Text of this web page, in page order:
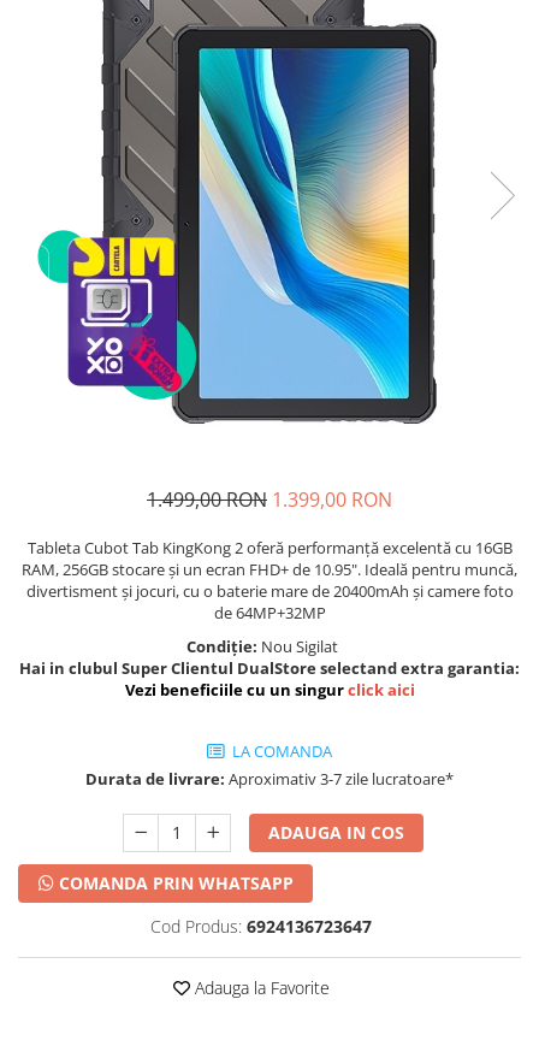
Telefoane mobile Cubot
Telefoane mobile Blackview
Telefoane mobile OSCAL
Telefoane mobile Fossibot
Telefoane mobile Lagenio
Telefoane mobile Samsung
Telefoane mobile iSEN
Telefoane mobile F150
Telefoane mobile HUAWEI
Telefoane mobile iHunt
Telefoane mobile Xiaomi
Telefoane mobile AGM
Telefoane mobile Realme
1.499,00 RON 1.399,00 RON
Tableta Cubot Tab KingKong 2 oferă performanță excelentă cu 16GB
RAM, 256GB stocare și un ecran FHD+ de 10.95". Ideală pentru muncă,
divertisment și jocuri, cu o baterie mare de 20400mAh și camere foto
de 64MP+32MP
Condiție: Nou Sigilat
Hai in clubul Super Clientul DualStore selectand extra garantia:
Vezi beneficiile cu un singurclick aici
LA COMANDA
Durata de livrare: Aproximativ 3-7 zile lucratoare*
ADAUGA IN COS
COMANDA PRIN WHATSAPP
Cod Produs: 6924136723647
Adauga la Favorite